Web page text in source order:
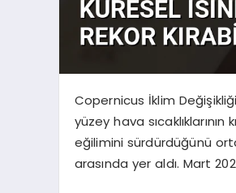
Copernicus İklim
yüzey hava
eğilimini sürdürdüğünü
arasında yer aldı. Mart